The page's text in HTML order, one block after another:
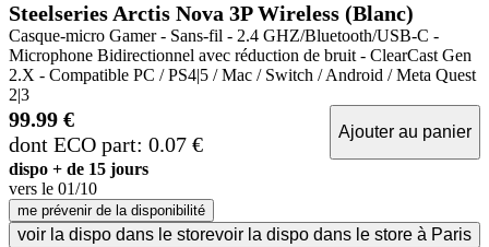
Steelseries Arctis Nova 3P Wireless (Blanc)
Casque-micro Gamer - Sans-fil - 2.4 GHZ/Bluetooth/USB-C -
Microphone Bidirectionnel avec réduction de bruit - ClearCast Gen
2.X - Compatible PC / PS4|5 / Mac / Switch / Android / Meta Quest
2|3
99.99 €
dont ECO part: 0.07 €
Ajouter au panier
dispo + de 15 jours
vers le 01/10
me prévenir de la disponibilité
voir la dispo dans le storevoir la dispo dans le store à Paris